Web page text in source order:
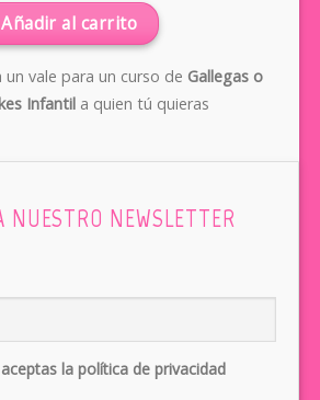
Añadir al carrito
un vale para un curso de Gallegas o
Infantila quien tú quieras
NUESTRO NEWSLETTER
la política de privacidad